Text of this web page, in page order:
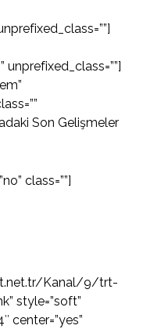
unprefixed_class=””]
Son Gelişmeler
class=””]
Kanal/9/trt-
style=”soft”
center=”yes”